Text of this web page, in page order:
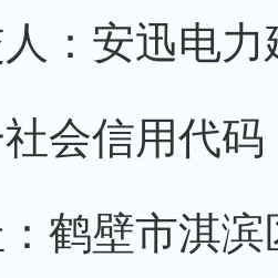
安迅电力
信用代码
壁市淇滨